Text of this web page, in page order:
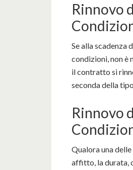
Rinnovo
Se alla scadenza
condizioni, non è
il contratto si
seconda della
Rinnovo
Qualora una
affitto, la durata,